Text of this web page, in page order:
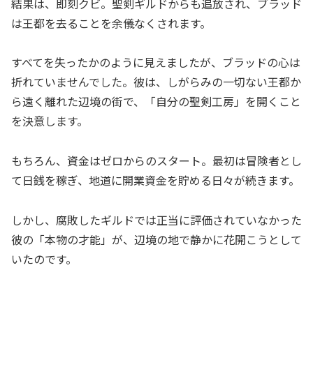
は王都を去ることを余儀なくされます。
すべてを失ったかのように見えましたが、ブラッドの心は
折れていませんでした。彼は、しがらみの一切ない王都か
ら遠く離れた辺境の街で、「自分の聖剣工房」を開くこと
を決意します。
もちろん、資金はゼロからのスタート。最初は冒険者とし
て日銭を稼ぎ、地道に開業資金を貯める日々が続きます。
しかし、腐敗したギルドでは正当に評価されていなかった
彼の「本物の才能」が、辺境の地で静かに花開こうとして
いたのです。